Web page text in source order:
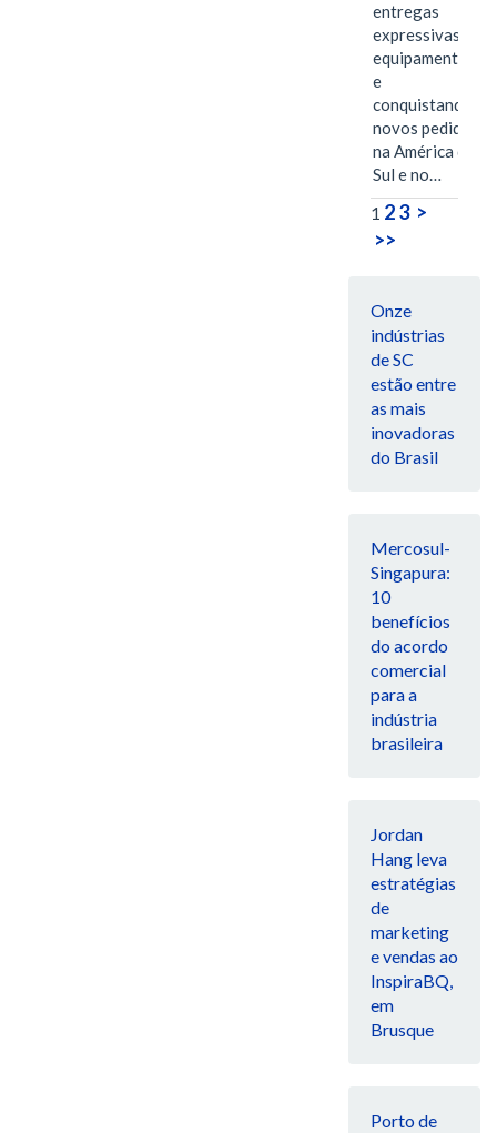
entregas
expressivas de
equipamentos
e
conquistando
novos pedidos
na América do
Sul e no…
1 23 >
>>
Onze
indústrias
de SC
estão entre
as mais
inovadoras
do Brasil
Mercosul-
Singapura:
10
benefícios
do acordo
comercial
para a
indústria
brasileira
Jordan
Hang leva
estratégias
de
marketing
e vendas ao
InspiraBQ,
em
Brusque
Porto de